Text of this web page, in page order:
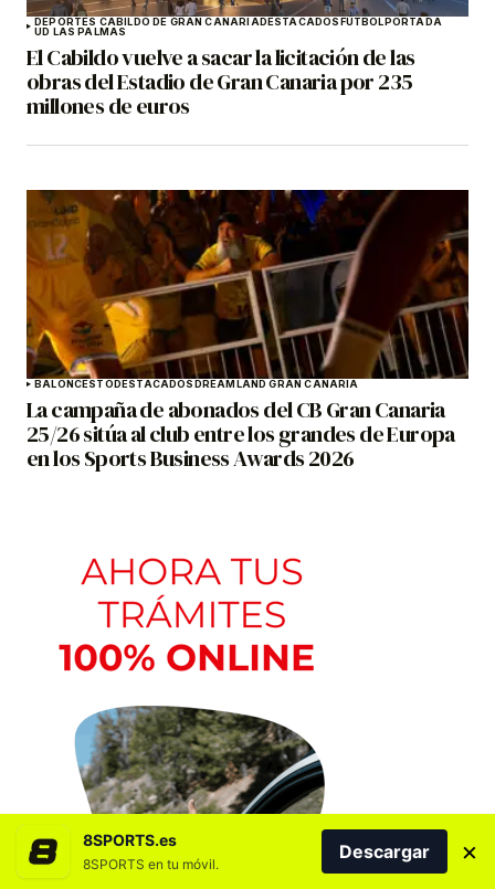
DEPORTES CABILDO DE GRAN CANARIADESTACADOSFÚTBOLPORTADA
UD LAS PALMAS
El Cabildo vuelve a sacar la licitación de las
obras del Estadio de Gran Canaria por 235
millones de euros
BALONCESTODESTACADOSDREAMLAND GRAN CANARIA
La campaña de abonados del CB Gran Canaria
25/26 sitúa al club entre los grandes de Europa
en los Sports Business Awards 2026
8SPORTS.es
8SPORTS en tu móvil.
Descargar ×